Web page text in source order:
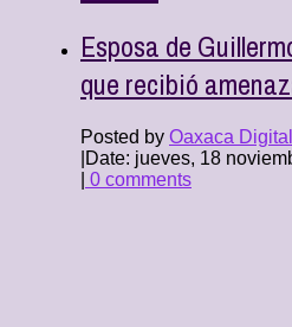
Esposa de
que recibió
Posted by Oaxaca Digital
Date: jueves, 18
0 comments